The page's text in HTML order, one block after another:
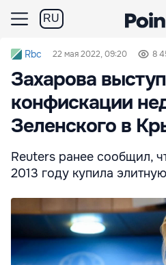
RU
Rbc 22 мая 2022, 09:20 8
Захарова
конфискации
Зеленского в
Reuters ранее сообщил,
2013 году купила